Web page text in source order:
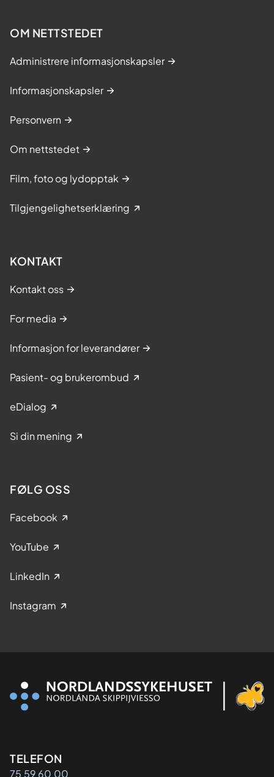
OM NETTSTEDET
Administrere informasjonskapsler
Informasjonskapsler
Personvern
Om nettstedet
Film, foto og lydopptak
Tilgjengelighetserklæring
KONTAKT
Kontakt oss
For media
Informasjon for leverandører
Pasient- og brukerombud
eDialog
Si din mening
FØLG OSS
Facebook
YouTube
LinkedIn
Instagram
Kontaktinformasjon
TELEFON
75 59 60 00